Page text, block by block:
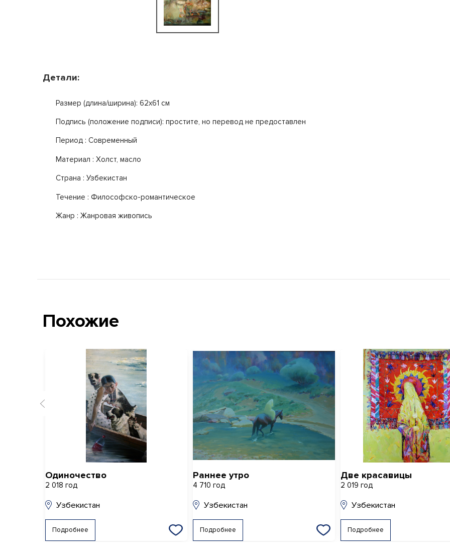
Детали:
Размер (длина/ширина): 62x61 см
Подпись (положение подписи): простите, но перевод не предоставлен
Период : Современный
Mатериал : Холст, масло
Страна : Узбекистан
Течение : Философско-романтическое
Жанр : Жанровая живопись
Похожие
Одиночество
2 018 год
Узбекистан
Подробнее
Раннее утро
4 710 год
Узбекистан
Подробнее
Две красавицы
2 019 год
Узбекистан
Подробнее